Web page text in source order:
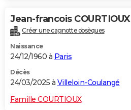
Jean-francois COURTIOUX
Créer une cagnotte obsèques
Naissance
24/12/1960 à Paris
Décès
24/03/2025 à Villeloin-Coulangé
Famille COURTIOUX